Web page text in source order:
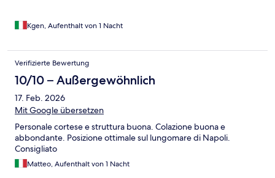
Kgen, Aufenthalt von 1 Nacht
Verifizierte Bewertung
10/10 – Außergewöhnlich
17. Feb. 2026
Mit Google übersetzen
Personale cortese e struttura buona. Colazione buona e
abbondante. Posizione ottimale sul lungomare di Napoli.
Consigliato
Matteo, Aufenthalt von 1 Nacht